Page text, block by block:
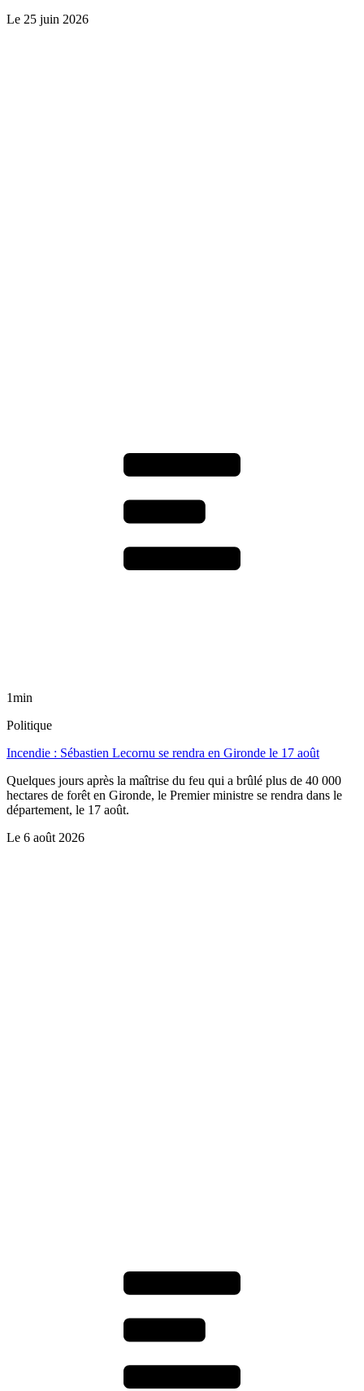
Le 25 juin 2026
1min
Politique
Incendie : Sébastien Lecornu se rendra en Gironde le 17 août
Quelques jours après la maîtrise du feu qui a brûlé plus de 40 000
hectares de forêt en Gironde, le Premier ministre se rendra dans le
département, le 17 août.
Le 6 août 2026